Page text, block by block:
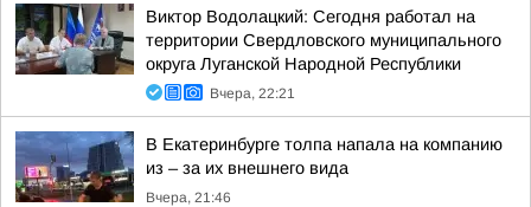
Виктор Водолацкий: Сегодня работал на
территории Свердловского муниципального
округа Луганской Народной Республики
Вчера, 22:21
В Екатеринбурге толпа напала на компанию
из – за их внешнего вида
Вчера, 21:46